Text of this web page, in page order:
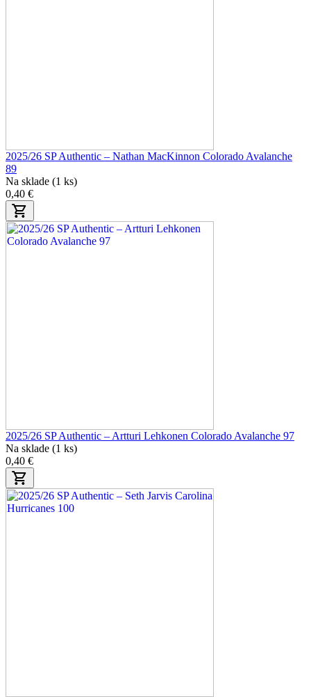
2025/26 SP Authentic – Nathan MacKinnon Colorado Avalanche
89
Na sklade (1 ks)
0,40 €
2025/26 SP Authentic – Artturi Lehkonen Colorado Avalanche 97
Na sklade (1 ks)
0,40 €